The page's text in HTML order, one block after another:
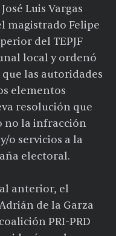
Luis Vargas
magistrado Felipe
del TEPJF
local y ordenó
las autoridades
elementos
resolución que
no la infracción
o servicios a la
electoral.
anterior, el
de la Garza
PRI-PRD